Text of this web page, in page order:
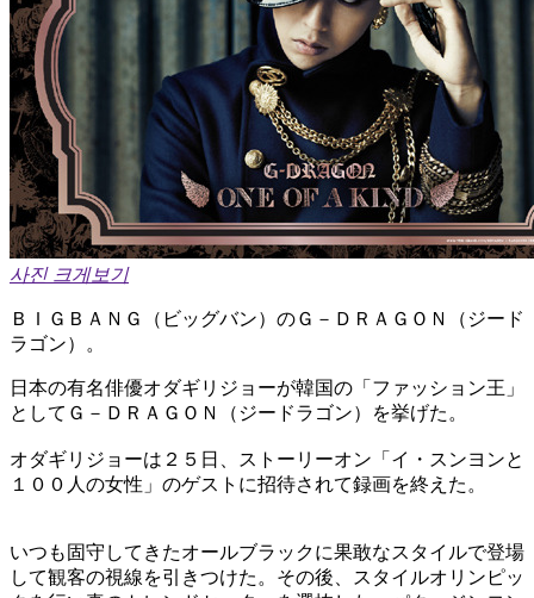
사진 크게보기
ＢＩＧＢＡＮＧ（ビッグバン）のＧ－ＤＲＡＧＯＮ（ジード
ラゴン）。
日本の有名俳優オダギリジョーが韓国の「ファッション王」
としてＧ－ＤＲＡＧＯＮ（ジードラゴン）を挙げた。
オダギリジョーは２５日、ストーリーオン「イ・スンヨンと
１００人の女性」のゲストに招待されて録画を終えた。
いつも固守してきたオールブラックに果敢なスタイルで登場
して観客の視線を引きつけた。その後、スタイルオリンピッ